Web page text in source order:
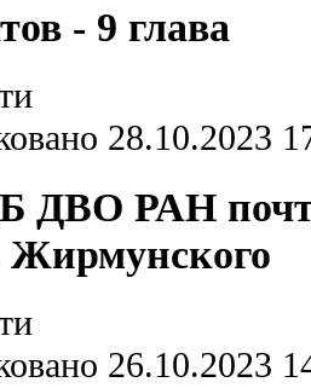
- 9 глава
28.10.2023
РАН
26.10.2023